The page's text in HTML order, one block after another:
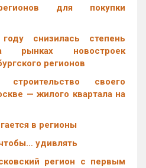
для покупки
снизилась степень
рынках новостроек
регионов
строительство своего
— жилого квартала на
в регионы
удивлять
регион с первым